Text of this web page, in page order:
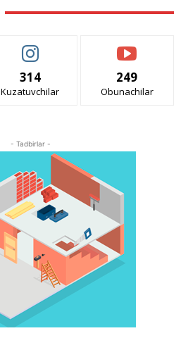
314
Kuzatuvchilar
249
Obunachilar
- Tadbirlar -